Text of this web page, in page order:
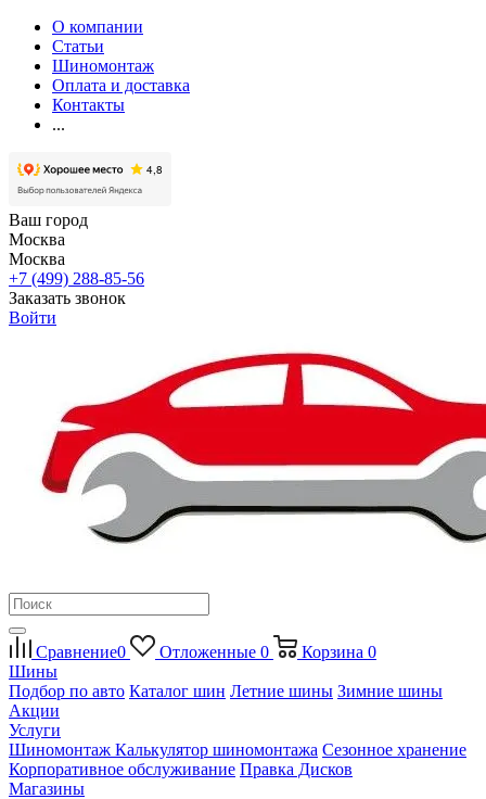
О компании
Статьи
Шиномонтаж
Оплата и доставка
Контакты
...
Ваш город
Москва
Москва
+7 (499) 288-85-56
Заказать звонок
Войти
Сравнение0 Отложенные 0 Корзина 0
Шины
Подбор по авто Каталог шин Летние шины Зимние шины
Акции
Услуги
Шиномонтаж Калькулятор шиномонтажа Сезонное хранение
Корпоративное обслуживание Правка Дисков
Магазины